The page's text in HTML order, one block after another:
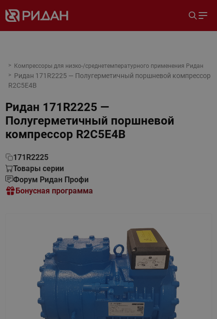
Компрессоры для низко-/среднетемпературного применения Ридан
Ридан 171R2225 — Полугерметичный поршневой компрессор
R2C5E4B
Ридан 171R2225 —
Полугерметичный поршневой
компрессор R2C5E4B
171R2225
Товары серии
Форум Ридан Профи
Бонусная программа
Назад